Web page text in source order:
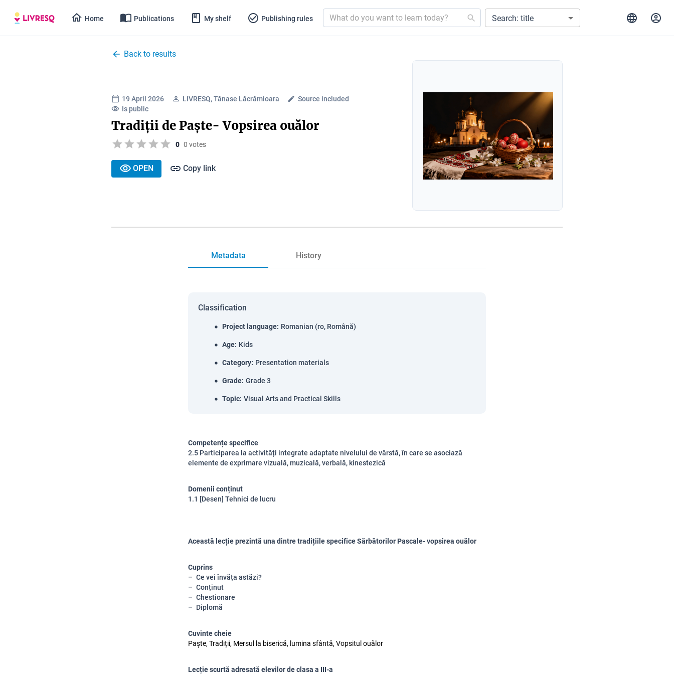
Home Publications My shelf Publishing rules Search: title
Back to results
19 April 2026 LIVRESQ, Tănase Lăcrămioara
Source included
Is public
Tradiții de Paște- Vopsirea ouălor
0 0 votes
OPEN Copy link
Metadata History
Classification
Project language: Romanian (ro, Română)
Age: Kids
Category: Presentation materials
Grade: Grade 3
Topic: Visual Arts and Practical Skills
Competențe specifice
2.5 Participarea la activități integrate adaptate nivelului de vârstă, în care se asociază
elemente de exprimare vizuală, muzicală, verbală, kinestezică
Domenii conținut
1.1 [Desen] Tehnici de lucru
Această lecție prezintă una dintre tradițiile specifice Sărbătorilor Pascale- vopsirea ouălor
Cuprins
Ce vei învăța astăzi?
Conținut
Chestionare
Diplomă
Cuvinte cheie
Paște, Tradiții, Mersul la biserică, lumina sfântă, Vopsitul ouălor
Lecție scurtă adresată elevilor de clasa a III-a